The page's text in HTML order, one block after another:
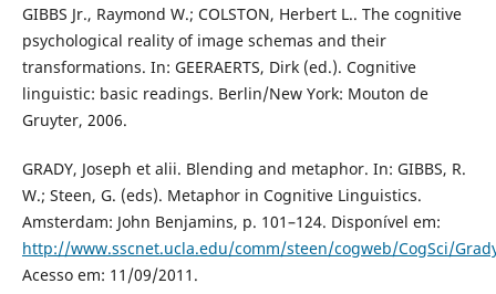
GIBBS Jr., Raymond W.; COLSTON, Herbert L.. The cognitive
psychological reality of image schemas and their
transformations. In: GEERAERTS, Dirk (ed.). Cognitive
linguistic: basic readings. Berlin/New York: Mouton de
Gruyter, 2006.
GRADY, Joseph et alii. Blending and metaphor. In: GIBBS, R.
W.; Steen, G. (eds). Metaphor in Cognitive Linguistics.
Amsterdam: John Benjamins, p. 101–124. Disponível em:
http://www.sscnet.ucla.edu/comm/steen/cogweb/CogSci/
Acesso em: 11/09/2011.